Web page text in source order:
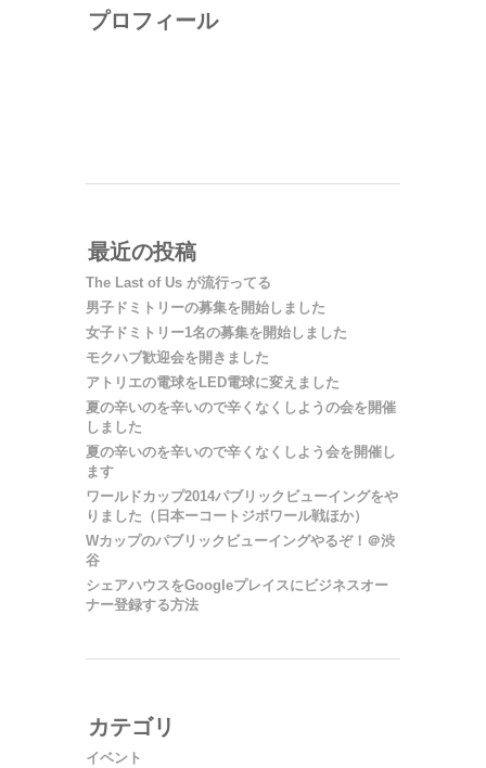
プロフィール
最近の投稿
The Last of Us が流行ってる
男子ドミトリーの募集を開始しました
女子ドミトリー1名の募集を開始しました
モクハブ歓迎会を開きました
アトリエの電球をLED電球に変えました
夏の辛いのを辛いので辛くなくしようの会を開催
しました
夏の辛いのを辛いので辛くなくしよう会を開催し
ます
ワールドカップ2014パブリックビューイングをや
りました（日本ーコートジボワール戦ほか）
Wカップのパブリックビューイングやるぞ！＠渋
谷
シェアハウスをGoogleプレイスにビジネスオー
ナー登録する方法
カテゴリ
イベント